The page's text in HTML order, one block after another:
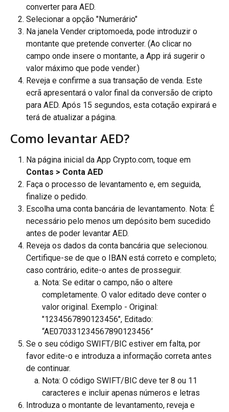
converter para AED.
Selecionar a opção "Numerário"
Na janela Vender criptomoeda, pode introduzir o
montante que pretende converter. (Ao clicar no
campo onde insere o montante, a App irá sugerir o
valor máximo que pode vender.)
Reveja e confirme a sua transação de venda. Este
ecrã apresentará o valor final da conversão de cripto
para AED. Após 15 segundos, esta cotação expirará e
terá de atualizar a página.
Como levantar AED?
Na página inicial da App Crypto.com, toque em
Contas > Conta AED
Faça o processo de levantamento e, em seguida,
finalize o pedido.
Escolha uma conta bancária de levantamento. Nota: É
necessário pelo menos um depósito bem sucedido
antes de poder levantar AED.
Reveja os dados da conta bancária que selecionou.
Certifique-se de que o IBAN está correto e completo;
caso contrário, edite-o antes de prosseguir.
Nota: Se editar o campo, não o altere
completamente. O valor editado deve conter o
valor original. Exemplo - Original:
"1234567890123456", Editado:
“AE070331234567890123456”
Se o seu código SWIFT/BIC estiver em falta, por
favor edite-o e introduza a informação correta antes
de continuar.
Nota: O código SWIFT/BIC deve ter 8 ou 11
caracteres e incluir apenas números e letras
Introduza o montante de levantamento, reveja e